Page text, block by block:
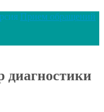
Прием обращений